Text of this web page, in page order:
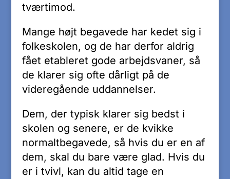
tværtimod.
Mange højt begavede har kedet sig i
folkeskolen, og de har derfor aldrig
fået etableret gode arbejdsvaner, så
de klarer sig ofte dårligt på de
videregående uddannelser.
Dem, der typisk klarer sig bedst i
skolen og senere, er de kvikke
normaltbegavede, så hvis du er en af
dem, skal du bare være glad. Hvis du
er i tvivl, kan du altid tage en